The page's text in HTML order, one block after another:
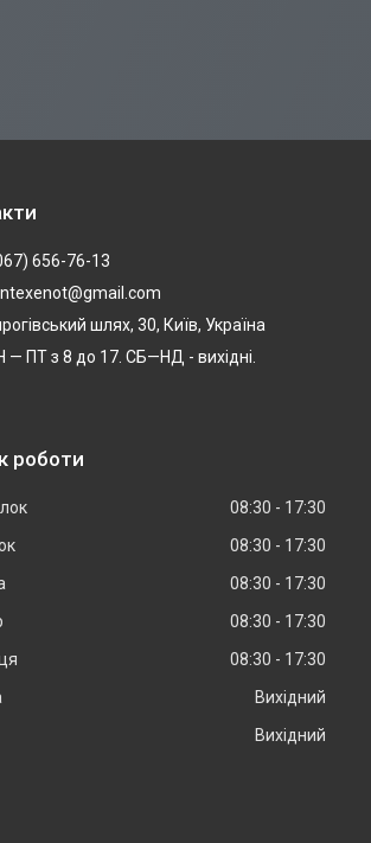
656-76-13
шлях, 30, Київ, Україна
— ПТ з 8 до 17. СБ—НД - вихідні.
роботи
08:30
17:30
08:30
17:30
08:30
17:30
08:30
17:30
08:30
17:30
Вихідний
Вихідний